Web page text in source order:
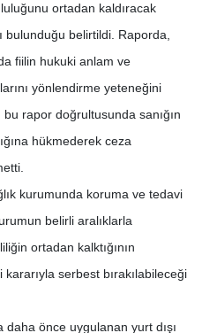
ortadan kaldıracak
bulunduğu belirtildi. Raporda,
fiilin hukuki anlam ve
yönlendirme yeteneğini
rapor doğrultusunda sanığın
hükmederek ceza
kurumunda koruma ve tedavi
belirli aralıklarla
ortadan kalktığının
serbest bırakılabileceği
daha önce uygulanan yurt dışı